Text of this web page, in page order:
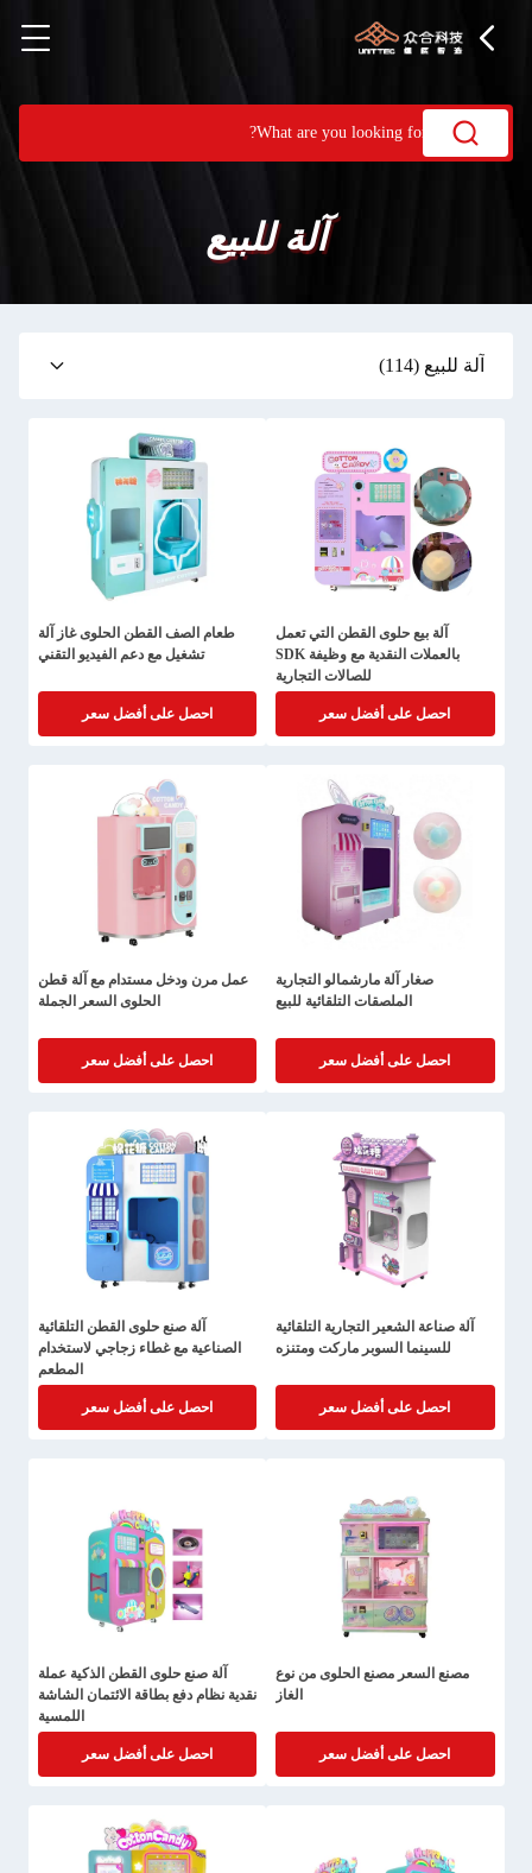
آلة للبيع
آلة للبيع (114)
آلة بيع حلوى القطن التي تعمل
بالعملات النقدية مع وظيفة SDK
للصالات التجارية
احصل على أفضل سعر
طعام الصف القطن الحلوى غاز آلة
تشغيل مع دعم الفيديو التقني
احصل على أفضل سعر
صغار آلة مارشمالو التجارية
الملصقات التلقائية للبيع
احصل على أفضل سعر
عمل مرن ودخل مستدام مع آلة قطن
الحلوى السعر الجملة
احصل على أفضل سعر
آلة صناعة الشعير التجارية التلقائية
للسينما السوبر ماركت ومتنزه
احصل على أفضل سعر
آلة صنع حلوى القطن التلقائية
الصناعية مع غطاء زجاجي لاستخدام
المطعم
احصل على أفضل سعر
مصنع السعر مصنع الحلوى من نوع
الغاز
احصل على أفضل سعر
آلة صنع حلوى القطن الذكية عملة
نقدية نظام دفع بطاقة الائتمان الشاشة
اللمسية
احصل على أفضل سعر